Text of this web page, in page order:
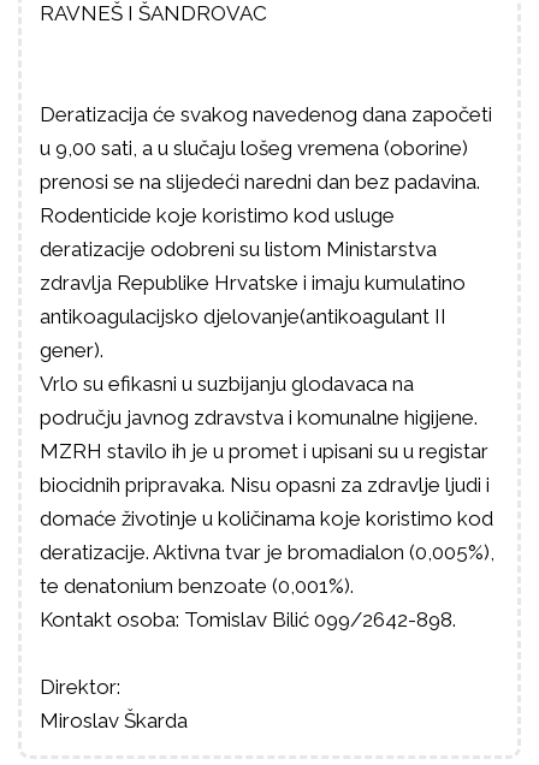
RAVNEŠ I ŠANDROVAC
Deratizacija će svakog navedenog dana započeti
u 9,00 sati, a u slučaju lošeg vremena (oborine)
prenosi se na slijedeći naredni dan bez padavina.
Rodenticide koje koristimo kod usluge
deratizacije odobreni su listom Ministarstva
zdravlja Republike Hrvatske i imaju kumulatino
antikoagulacijsko djelovanje(antikoagulant II
gener).
Vrlo su efikasni u suzbijanju glodavaca na
području javnog zdravstva i komunalne higijene.
MZRH stavilo ih je u promet i upisani su u registar
biocidnih pripravaka. Nisu opasni za zdravlje ljudi i
domaće životinje u količinama koje koristimo kod
deratizacije. Aktivna tvar je bromadialon (0,005%),
te denatonium benzoate (0,001%).
Kontakt osoba: Tomislav Bilić 099/2642-898.
Direktor:
Miroslav Škarda